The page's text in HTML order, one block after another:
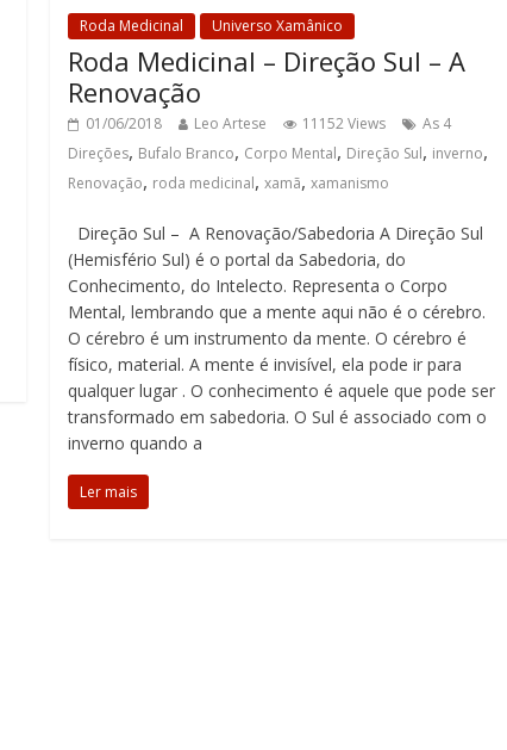
Roda Medicinal Universo Xamânico
Roda Medicinal – Direção Sul – A
Renovação
01/06/2018 Leo Artese 11152 Views
As 4
Direções, Bufalo Branco, Corpo Mental, Direção Sul, inverno,
Renovação, roda medicinal,xamã,xamanismo
Direção Sul – A Renovação/Sabedoria A Direção Sul
(Hemisfério Sul) é o portal da Sabedoria, do
Conhecimento, do Intelecto. Representa o Corpo
Mental, lembrando que a mente aqui não é o cérebro.
O cérebro é um instrumento da mente. O cérebro é
físico, material. A mente é invisível, ela pode ir para
qualquer lugar . O conhecimento é aquele que pode ser
transformado em sabedoria. O Sul é associado com o
inverno quando a
Ler mais